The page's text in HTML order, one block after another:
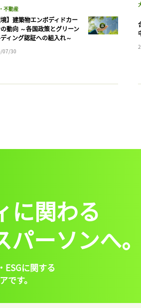
不動産
境】建築物エンボディドカー
動向 ～各国政策とグリーン
ィング認証への組入れ～
07/30
に関わる
ーソンへ。
ESGに関する
です。